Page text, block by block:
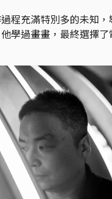
程充滿特別多的未知
學過畫畫，最終選擇